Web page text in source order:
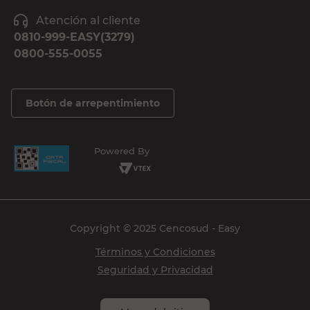
Atención al cliente
0810-999-EASY(3279)
0800-555-0055
Botón de arrepentimiento
Powered By
Copyright © 2025 Cencosud - Easy
Términos y Condiciones
Seguridad y Privacidad